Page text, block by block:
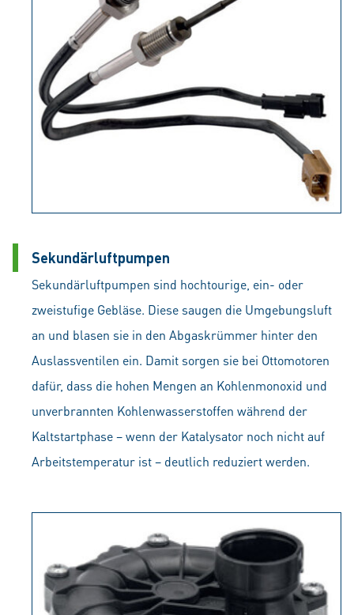
Sekundärluftpumpen
Sekundärluftpumpen sind hochtourige, ein- oder
zweistufige Gebläse. Diese saugen die Umgebungsluft
an und blasen sie in den Abgaskrümmer hinter den
Auslassventilen ein. Damit sorgen sie bei Ottomotoren
dafür, dass die hohen Mengen an Kohlenmonoxid und
unverbrannten Kohlenwasserstoffen während der
Kaltstartphase – wenn der Katalysator noch nicht auf
Arbeitstemperatur ist – deutlich reduziert werden.